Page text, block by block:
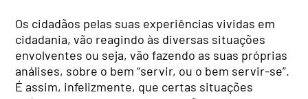
Os cidadãos pelas suas experiências vividas em
cidadania, vão reagindo às diversas situações
envolventes ou seja, vão fazendo as suas próprias
análises, sobre o bem “servir, ou o bem servir-se”.
É assim, infelizmente, que certas situações